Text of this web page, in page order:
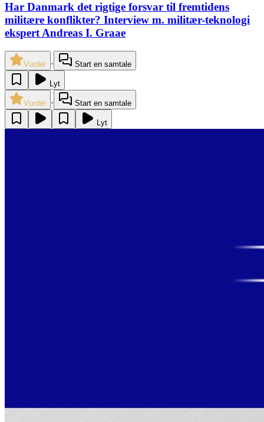
Har Danmark det rigtige forsvar til fremtidens
militære konflikter? Interview m. militær-teknologi
ekspert Andreas I. Graae
Vurdér · Start en samtale
Lyt
Vurdér · Start en samtale
Lyt